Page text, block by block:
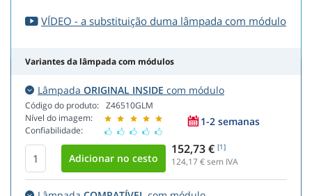
VÍDEO - a substituição duma lâmpada com módulo
Variantes da lâmpada com módulos
Lâmpada ORIGINAL INSIDE com módulo
Código do produto:
Nível do imagem:
Confiabilidade:
Z46510GLM
1-2 semanas
152,73 € [1]
124,17 € sem IVA